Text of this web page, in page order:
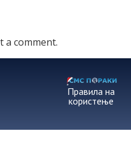
a comment.
Правила на
користење